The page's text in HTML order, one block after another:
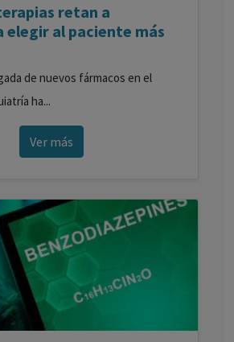
retan a
elegir al paciente más
de nuevos fármacos en el
ha...
Ver más